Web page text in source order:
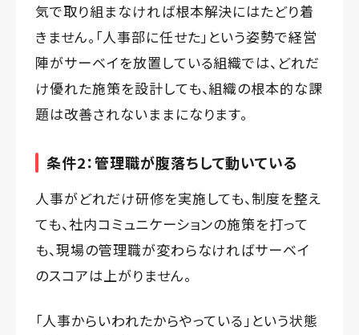
気で取り組まなければ根本解決にはたどり着
きません。「人事部に任せた」という姿勢で経営
陣がサーベイを放置している組織では、どれだ
け優れた施策を設計しても、組織の根本的な課
題は改善されないままになります。
条件2：管理職が腹落ちして動いている
人事がどれだけ研修を実施しても、制度を整え
ても、社内コミュニケーションの施策を打って
も、現場の管理職が変わらなければサーベイ
のスコアは上がりません。
「人事からいわれたからやっている」という状態